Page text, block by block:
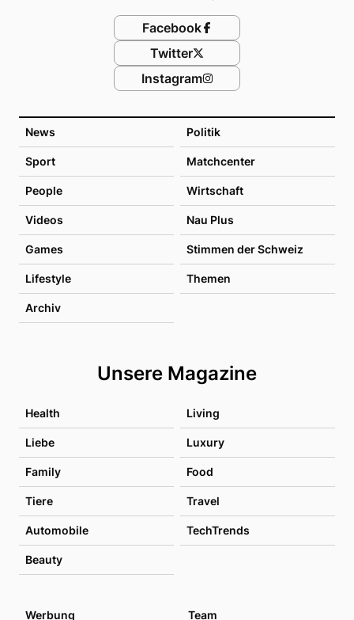
News Politik
Sport Matchcenter
People Wirtschaft
Videos Nau Plus
Games Stimmen der Schweiz
Lifestyle Themen
Archiv
Unsere Magazine
Health Living
Liebe Luxury
Family Food
Tiere Travel
Automobile TechTrends
Beauty
Facebook
Twitter
Instagram
Werbung Team